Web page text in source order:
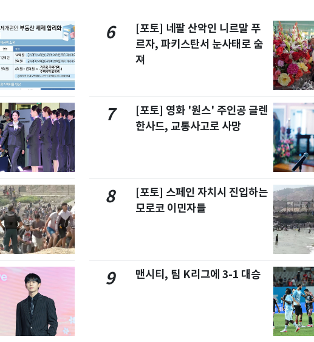
6
[포토] 네팔 산악인 니르말 푸
르자, 파키스탄서 눈사태로 숨
져
7
[포토] 영화 '원스' 주인공 글렌
한사드, 교통사고로 사망
8
[포토] 스페인 자치시 진입하는
모로코 이민자들
9 맨시티, 팀 K리그에 3-1 대승